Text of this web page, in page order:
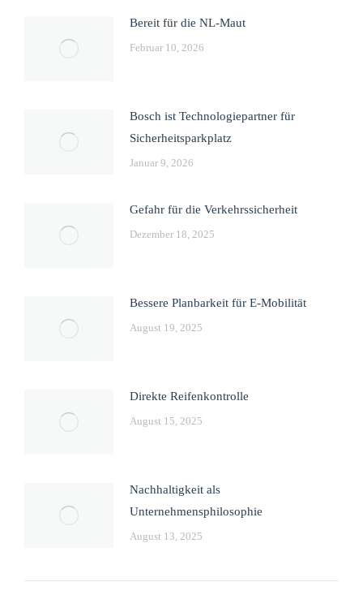
Bereit für die NL-Maut
Februar 10, 2026
Bosch ist Technologiepartner für
Sicherheitsparkplatz
Januar 9, 2026
Gefahr für die Verkehrssicherheit
Dezember 18, 2025
Bessere Planbarkeit für E-Mobilität
August 19, 2025
Direkte Reifenkontrolle
August 15, 2025
Nachhaltigkeit als
Unternehmensphilosophie
August 13, 2025